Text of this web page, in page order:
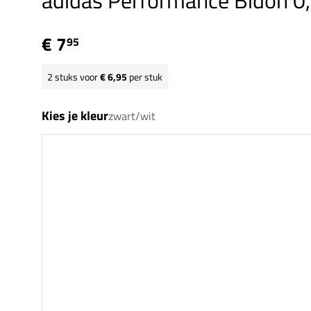
€ 795
2stuks voor€ 6,95 per stuk
Kies je kleurzwart/wit